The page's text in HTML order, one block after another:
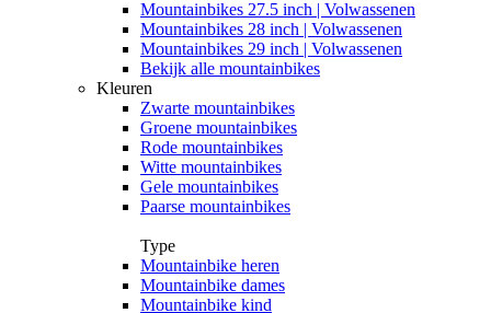
Mountainbikes 27.5 inch | Volwassenen
Mountainbikes 28 inch | Volwassenen
Mountainbikes 29 inch | Volwassenen
Bekijk alle mountainbikes
Kleuren
Zwarte mountainbikes
Groene mountainbikes
Rode mountainbikes
Witte mountainbikes
Gele mountainbikes
Paarse mountainbikes
Type
Mountainbike heren
Mountainbike dames
Mountainbike kind